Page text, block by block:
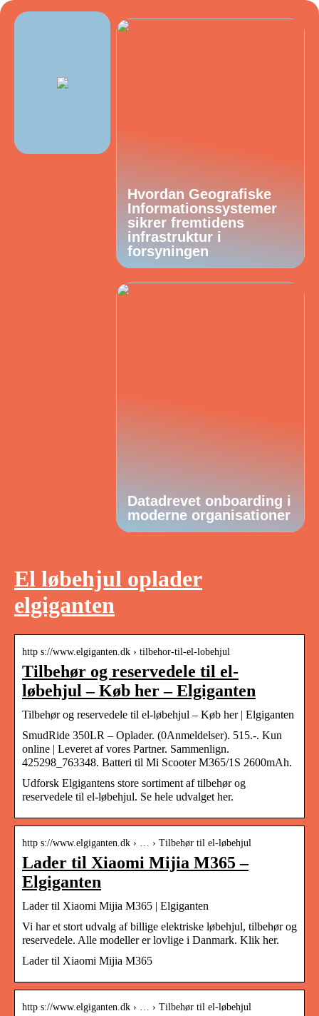
Hvordan Geografiske
Informationssystemer
sikrer fremtidens
infrastruktur i
forsyningen
Datadrevet onboarding i
moderne organisationer
El løbehjul oplader
elgiganten
http s://www.elgiganten.dk › tilbehor-til-el-lobehjul
Tilbehør og reservedele til el-
løbehjul – Køb her – Elgiganten
Tilbehør og reservedele til el-løbehjul – Køb her | Elgiganten
SmudRide 350LR – Oplader. (0Anmeldelser). 515.-. Kun
online | Leveret af vores Partner. Sammenlign.
425298_763348. Batteri til Mi Scooter M365/1S 2600mAh.
Udforsk Elgigantens store sortiment af tilbehør og
reservedele til el-løbehjul. Se hele udvalget her.
http s://www.elgiganten.dk › … › Tilbehør til el-løbehjul
Lader til Xiaomi Mijia M365 –
Elgiganten
Lader til Xiaomi Mijia M365 | Elgiganten
Vi har et stort udvalg af billige elektriske løbehjul, tilbehør og
reservedele. Alle modeller er lovlige i Danmark. Klik her.
Lader til Xiaomi Mijia M365
http s://www.elgiganten.dk › … › Tilbehør til el-løbehjul